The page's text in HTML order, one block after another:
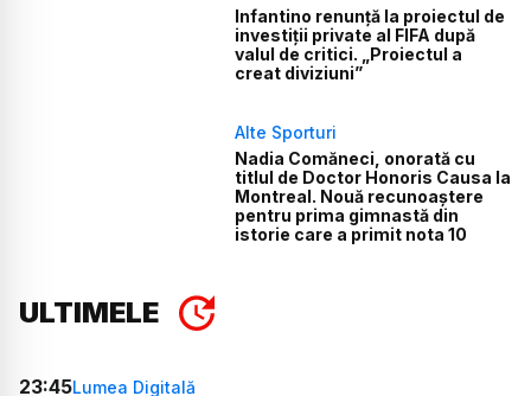
Infantino renunță la proiectul de
investiții private al FIFA după
valul de critici. „Proiectul a
creat diviziuni”
Alte Sporturi
Nadia Comăneci, onorată cu
titlul de Doctor Honoris Causa la
Montreal. Nouă recunoaștere
pentru prima gimnastă din
istorie care a primit nota 10
ULTIMELE
23:45Lumea Digitală